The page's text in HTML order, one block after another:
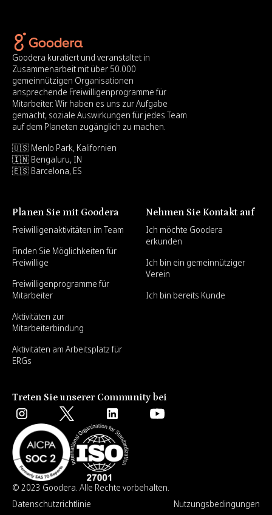
Goodera kuratiert und veranstaltet in
Zusammenarbeit mit über 50.000
gemeinnützigen Organisationen
ansprechende Freiwilligenprogramme für
Mitarbeiter. Wir haben es uns zur Aufgabe
gemacht, soziale Auswirkungen für jedes Team
auf dem Planeten zugänglich zu machen.
🇺🇸 Menlo Park, Kalifornien
🇮🇳 Bengaluru, IN
🇪🇸 Barcelona, ES
Planen Sie mit Goodera
Freiwilligenaktivitäten im Team
Finden Sie Möglichkeiten für
Freiwillige
Freiwilligenprogramme für
Mitarbeiter
Aktivitäten zur
Mitarbeiterbindung
Aktivitäten am Arbeitsplatz für
ERGs
Nehmen Sie Kontakt auf
Ich möchte Goodera
erkunden
Ich bin ein gemeinnütziger
Verein
Ich bin bereits Kunde
Treten Sie unserer Community bei
© 2023 Goodera. Alle Rechte vorbehalten.
Datenschutzrichtlinie
Nutzungsbedingungen